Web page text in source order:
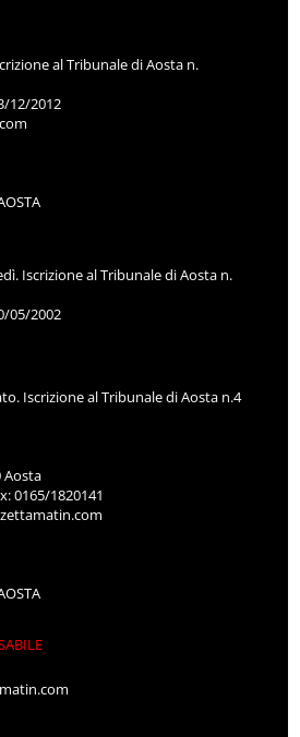
al Tribunale di Aosta n.
12/2012
Iscrizione al Tribunale di Aosta n.
05/2002
Iscrizione al Tribunale di Aosta n.4
Aosta
0165/1820141